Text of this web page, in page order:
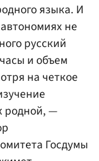
языка. И
не
русский
и объем
на четкое
родной, —
Госдумы